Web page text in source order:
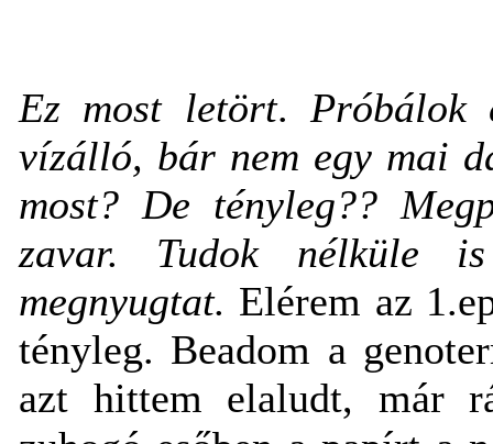
Ez most letört. Próbálok
vízálló, bár nem egy mai
most? De tényleg??
zavar. Tudok nélküle
megnyugtat. Elérem az
tényleg. Beadom a
azt hittem elaludt, már